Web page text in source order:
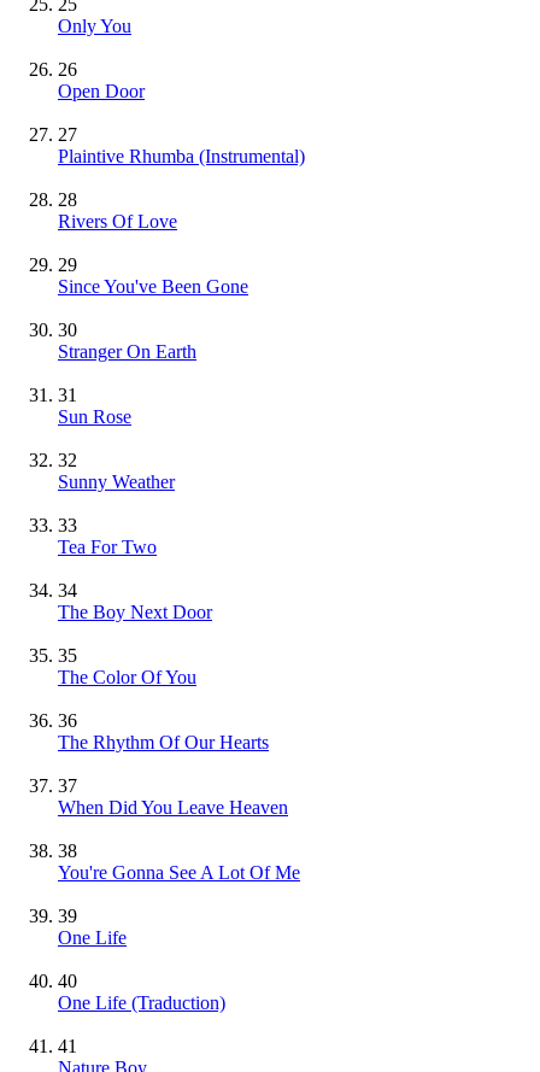
Only You
26
Open Door
27
Plaintive Rhumba (Instrumental)
28
Rivers Of Love
29
Since You've Been Gone
30
Stranger On Earth
31
Sun Rose
32
Sunny Weather
33
Tea For Two
34
The Boy Next Door
35
The Color Of You
36
The Rhythm Of Our Hearts
37
When Did You Leave Heaven
38
You're Gonna See A Lot Of Me
39
One Life
40
One Life (Traduction)
41
Nature Boy